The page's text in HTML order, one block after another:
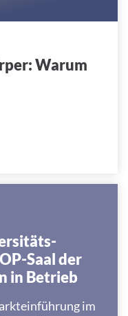
Warum
Saal der
in Betrieb
im